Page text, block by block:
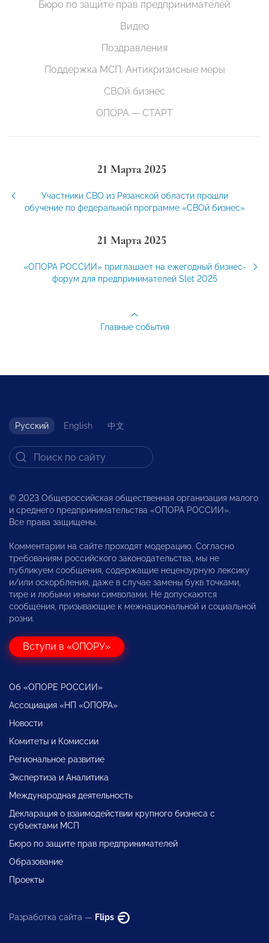
Бюро по защите прав предпринимателей
Видео
Поздравления
Поддержка МСП. Антикризисные меры
СВОй бизнес
ОПОРА — СТАРТ
21 Марта 2025
Участники СВО из Рязанской области прошли
обучение по федеральной программе «СВОй бизнес»
21 Марта 2025
«ОПОРА РОССИИ» приглашает на ежегодный бизнес-
форум для предпринимателей Slёt 2025
Главные события
Русский English 中文
© 2023 Общероссийская общественная организация малого
и среднего предпринимательства «ОПОРА РОССИИ».
Все права защищены.
Комментарии на сайте проходят модерацию. Согласно
требованиям российского законодательства, мы не
публикуем сообщения, содержащие нецензурную лексику
и/или оскорбления, даже в случае замены букв точками,
тире и любыми иными символами. Не допускаются
сообщения, призывающие к межнациональной и социальной
розни.
Вступи в «ОПОРУ»
Об «ОПОРЕ РОССИИ»
Ассоциация «НП «ОПОРА»
Новости
Комитеты и Комиссии
Региональное развитие
Экспертиза и Аналитика
Международная деятельность
Декларация о взаимодействии крупного бизнеса с
субъектами МСП
Бюро по защите прав предпринимателей
Образование
Проекты
Разработка сайта — Flips